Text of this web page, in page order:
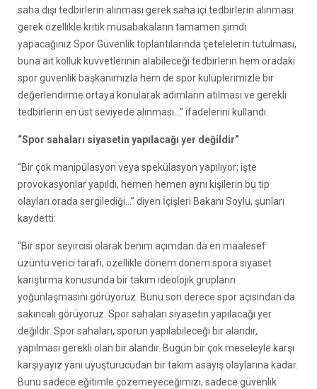
saha dışı tedbirlerin alınması gerek saha içi tedbirlerin alınması
gerek özellikle kritik müsabakaların tamamen şimdi
yapacağınız Spor Güvenlik toplantılarında çetelelerin tutulması,
buna ait kolluk kuvvetlerinin alabileceği tedbirlerin hem oradaki
spor güvenlik başkanımızla hem de spor kulüplerimizle bir
değerlendirme ortaya konularak adımların atılması ve gerekli
tedbirlerin en üst seviyede alınması…” ifadelerini kullandı.
“Spor sahaları siyasetin yapılacağı yer değildir”
“Bir çok manipülasyon veya spekülasyon yapılıyor; işte
provokasyonlar yapıldı, hemen hemen aynı kişilerin bu tip
olayları orada sergilediği…” diyen İçişleri Bakanı Soylu, şunları
kaydetti:
“Bir spor seyircisi olarak benim açımdan da en maalesef
üzüntü verici tarafı, özellikle dönem dönem spora siyaset
karıştırma konusunda bir takım ideolojik grupların
yoğunlaşmasını görüyoruz. Bunu son derece spor açısından da
sakıncalı görüyoruz. Spor sahaları siyasetin yapılacağı yer
değildir. Spor sahaları, sporun yapılabileceği bir alandır,
yapılması gerekli olan bir alandır. Bugün bir çok meseleyle karşı
karşıyayız yani uyuşturucudan bir takım asayiş olaylarına kadar.
Bunu sadece eğitimle çözemeyeceğimizi, sadece güvenlik